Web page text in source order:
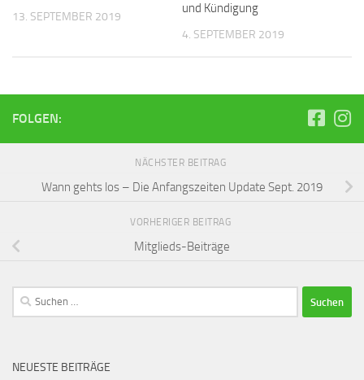
13. SEPTEMBER 2019
und Kündigung
4. SEPTEMBER 2019
FOLGEN:
NÄCHSTER BEITRAG
Wann gehts los – Die Anfangszeiten Update Sept. 2019
VORHERIGER BEITRAG
Mitglieds-Beiträge
Suchen
nach:
NEUESTE BEITRÄGE